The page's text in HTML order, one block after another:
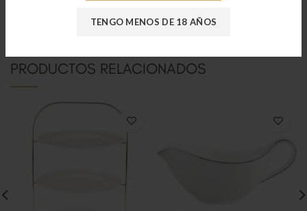
TENGO MENOS DE 18 AÑOS
PRODUCTOS RELACIONADOS